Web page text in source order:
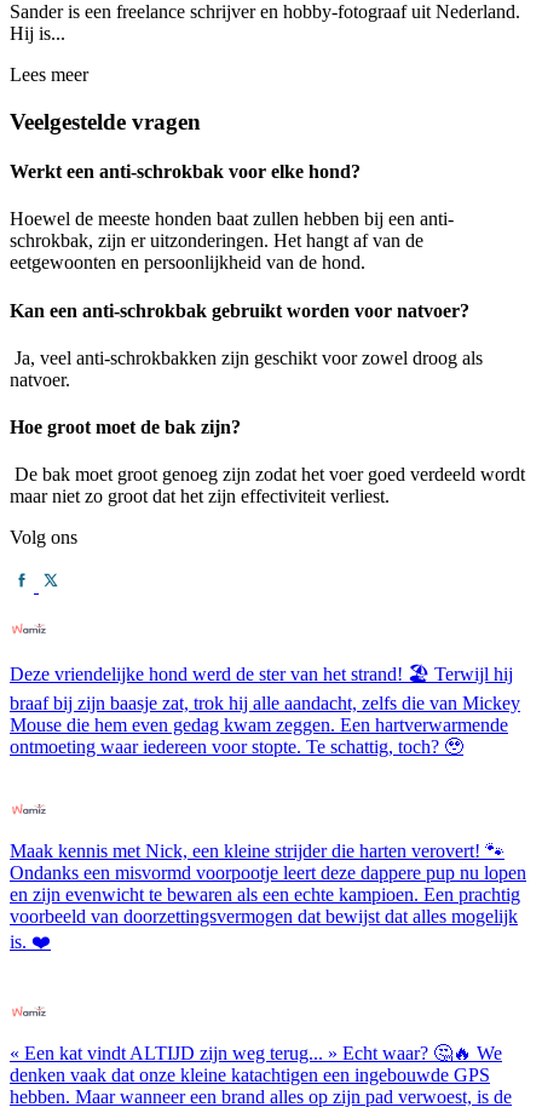
Sander is een freelance schrijver en hobby-fotograaf uit Nederland.
Hij is...
Lees meer
Veelgestelde vragen
Werkt een anti-schrokbak voor elke hond?
Hoewel de meeste honden baat zullen hebben bij een anti-
schrokbak, zijn er uitzonderingen. Het hangt af van de
eetgewoonten en persoonlijkheid van de hond.
Kan een anti-schrokbak gebruikt worden voor natvoer?
Ja, veel anti-schrokbakken zijn geschikt voor zowel droog als
natvoer.
Hoe groot moet de bak zijn?
De bak moet groot genoeg zijn zodat het voer goed verdeeld wordt
maar niet zo groot dat het zijn effectiviteit verliest.
Volg ons
Deze vriendelijke hond werd de ster van het strand! 🏖️ Terwijl hij
braaf bij zijn baasje zat, trok hij alle aandacht, zelfs die van Mickey
Mouse die hem even gedag kwam zeggen. Een hartverwarmende
ontmoeting waar iedereen voor stopte. Te schattig, toch? 🥹
Maak kennis met Nick, een kleine strijder die harten verovert! 🐾
Ondanks een misvormd voorpootje leert deze dappere pup nu lopen
en zijn evenwicht te bewaren als een echte kampioen. Een prachtig
voorbeeld van doorzettingsvermogen dat bewijst dat alles mogelijk
is. ❤️
« Een kat vindt ALTIJD zijn weg terug... » Echt waar? 🤔🔥 We
denken vaak dat onze kleine katachtigen een ingebouwde GPS
hebben. Maar wanneer een brand alles op zijn pad verwoest, is de